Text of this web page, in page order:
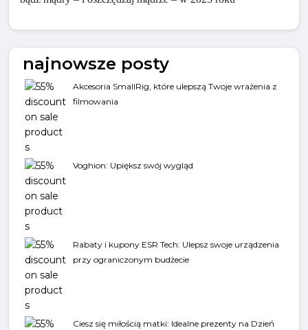
najnowsze posty
Akcesoria SmallRig, które ulepszą Twoje wrażenia z
filmowania
Voghion: Upiększ swój wygląd
Rabaty i kupony ESR Tech: Ulepsz swoje urządzenia
przy ograniczonym budżecie
Ciesz się miłością matki: Idealne prezenty na Dzień